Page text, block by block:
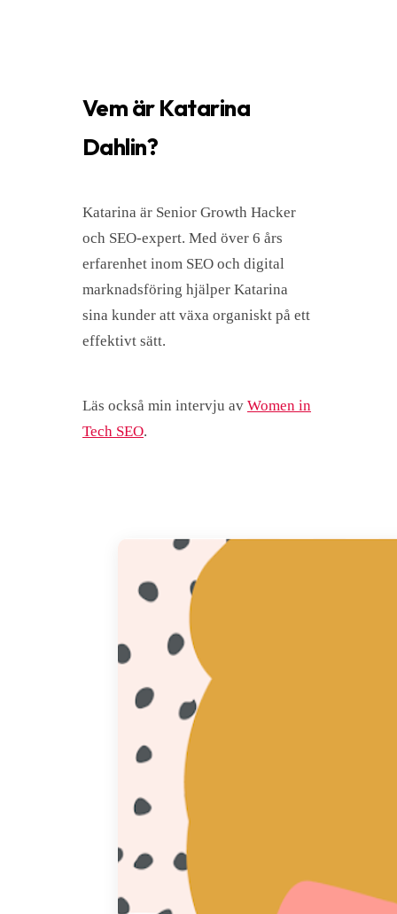
Vem är Katarina
Dahlin?
Katarina är Senior Growth Hacker
och SEO-expert. Med över 6 års
erfarenhet inom SEO och digital
marknadsföring hjälper Katarina
sina kunder att växa organiskt på ett
effektivt sätt.
Läs också min intervju av Women in
Tech SEO.